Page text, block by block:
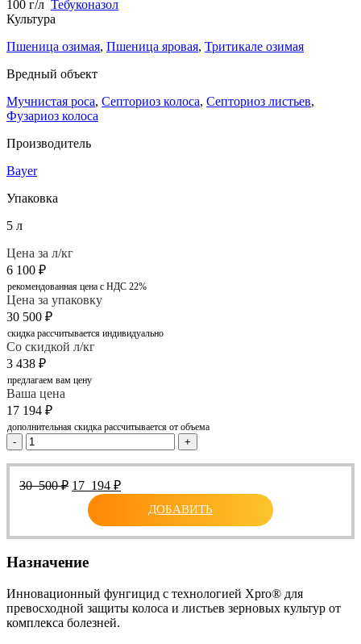
100 г/л Тебуконазол
Культура
Пшеница озимая, Пшеница яровая, Тритикале озимая
Вредный объект
Мучнистая роса, Септориоз колоса, Септориоз листьев,
Фузариоз колоса
Производитель
Bayer
Упаковка
5 л
Цена за л/кг
6 100 ₽
рекомендованная цена с НДС 22%
Цена за упаковку
30 500 ₽
скидка рассчитывается индивидуально
Со скидкой л/кг
3 438 ₽
предлагаем вам цену
Ваша цена
17 194 ₽
дополнительная скидка рассчитывается от объема
- +
30 500₽ Первоначальная
цена
составляла
500 ₽.
17 194 ₽Текущая
цена:
194 ₽.
ДОБАВИТЬ
Назначение
Инновационный фунгицид с технологией Xpro® для
превосходной защиты колоса и листьев зерновых культур от
комплекса болезней.